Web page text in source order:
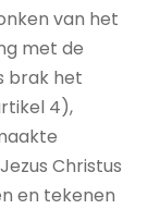
van het
met de
brak het
4),
Christus
en tekenen